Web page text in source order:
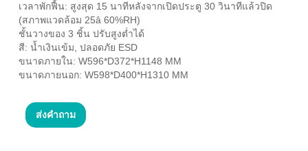
เวลาพักฟื้น: สูงสุด 15 นาทีหลังจากเปิดประตู 30 วินาทีแล้วปิด
(สภาพแวดล้อม 25â 60%RH)
ชั้นวางของ 3 ชิ้น ปรับสูงต่ำได้
สี: น้ำเงินเข้ม, ปลอดภัย ESD
ขนาดภายใน: W596*D372*H1148 MM
ขนาดภายนอก: W598*D400*H1310 MM
ส่งคำถาม